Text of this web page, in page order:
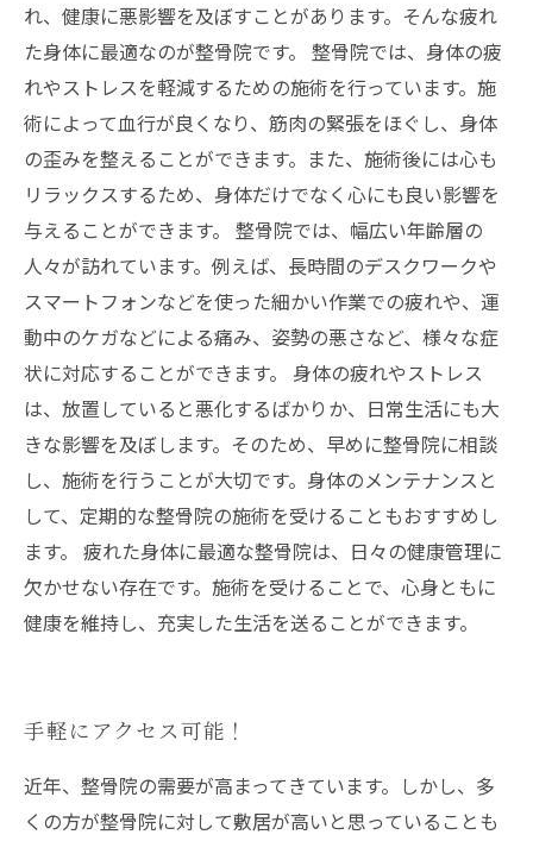
れ、健康に悪影響を及ぼすことがあります。そんな疲れ
た身体に最適なのが整骨院です。 整骨院では、身体の疲
れやストレスを軽減するための施術を行っています。施
術によって血行が良くなり、筋肉の緊張をほぐし、身体
の歪みを整えることができます。また、施術後には心も
リラックスするため、身体だけでなく心にも良い影響を
与えることができます。 整骨院では、幅広い年齢層の
人々が訪れています。例えば、長時間のデスクワークや
スマートフォンなどを使った細かい作業での疲れや、運
動中のケガなどによる痛み、姿勢の悪さなど、様々な症
状に対応することができます。 身体の疲れやストレス
は、放置していると悪化するばかりか、日常生活にも大
きな影響を及ぼします。そのため、早めに整骨院に相談
し、施術を行うことが大切です。身体のメンテナンスと
して、定期的な整骨院の施術を受けることもおすすめし
ます。 疲れた身体に最適な整骨院は、日々の健康管理に
欠かせない存在です。施術を受けることで、心身ともに
健康を維持し、充実した生活を送ることができます。
手軽にアクセス可能！
近年、整骨院の需要が高まってきています。しかし、多
くの方が整骨院に対して敷居が高いと思っていることも